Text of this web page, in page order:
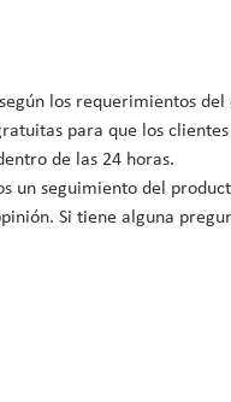
los requerimientos del
para que los
de las 24 horas.
un seguimiento del
Si tiene alguna